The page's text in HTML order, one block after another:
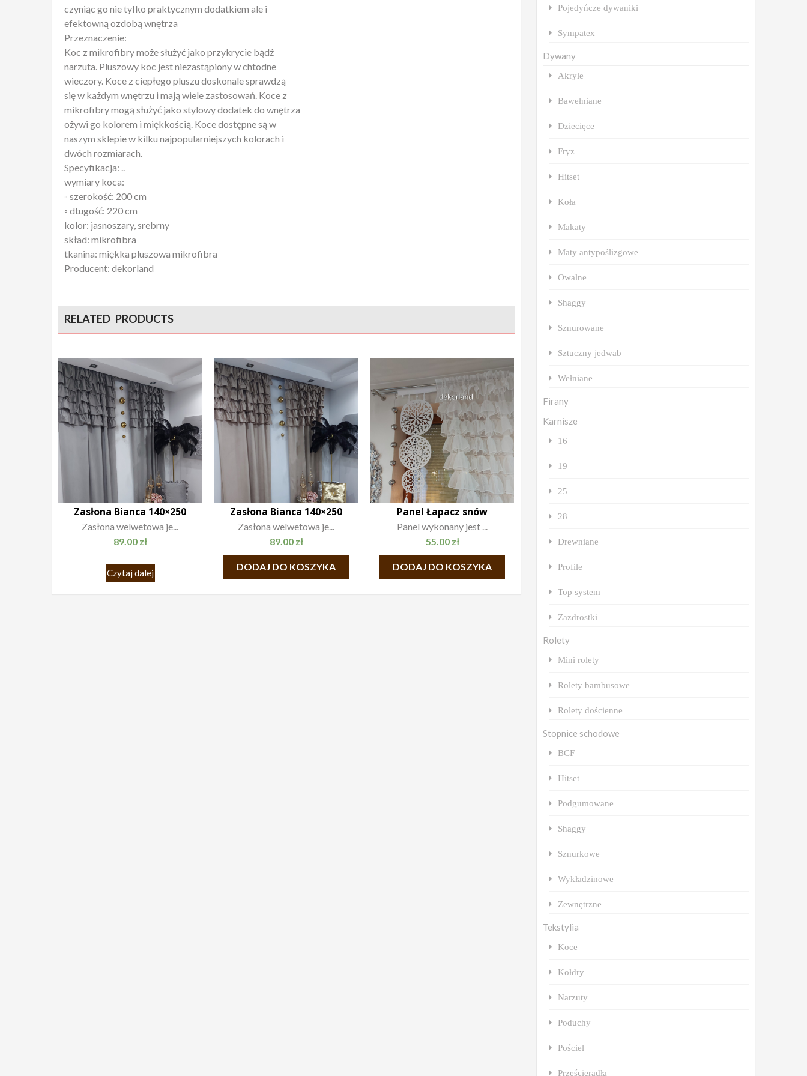
czyniąc go nie tyIko praktycznym dodatkiem ale i
efektowną ozdobą wnętrza
Przeznaczenie:
Koc z mikrofibry może służyć jako przykrycie bądź
narzuta. Pluszowy koc jest niezastąpiony w chtodne
wieczory. Koce z ciepłego pluszu doskonale sprawdzą
się w każdym wnętrzu i mają wiele zastosowań. Koce z
mikrofibry mogą służyć jako stylowy dodatek do wnętrza
ożywi go kolorem i miękkością. Koce dostępne są w
naszym sklepie w kilku najpopularniejszych kolorach i
dwóch rozmiarach.
Specyfikacja: ..
wymiary koca:
◦ szerokość: 200 cm
◦ dtugość: 220 cm
kolor: jasnoszary, srebrny
skład: mikrofibra
tkanina: miękka pluszowa mikrofibra
Producent: dekorland
RELATED PRODUCTS
Zasłona Bianca 140×250
Zasłona welwetowa je...
89.00 zł
Czytaj dalej
Zasłona Bianca 140×250
Zasłona welwetowa je...
89.00 zł
DODAJ DO KOSZYKA
Panel Łapacz snów
Panel wykonany jest ...
55.00 zł
DODAJ DO KOSZYKA
Pojedyńcze dywaniki
Sympatex
Dywany
Akryle
Bawełniane
Dziecięce
Fryz
Hitset
Koła
Makaty
Maty antypoślizgowe
Owalne
Shaggy
Sznurowane
Sztuczny jedwab
Wełniane
Firany
Karnisze
16
19
25
28
Drewniane
Profile
Top system
Zazdrostki
Rolety
Mini rolety
Rolety bambusowe
Rolety dościenne
Stopnice schodowe
BCF
Hitset
Podgumowane
Shaggy
Sznurkowe
Wykładzinowe
Zewnętrzne
Tekstylia
Koce
Kołdry
Narzuty
Poduchy
Pościel
Prześcieradła